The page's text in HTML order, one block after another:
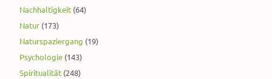
Nachhaltigkeit (64)
Natur (173)
Naturspaziergang (19)
Psychologie (143)
Spiritualität (248)